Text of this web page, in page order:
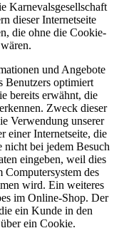
Karnevalsgesellschaft
dieser Internetseite
die ohne die Cookie-
und Angebote
Benutzers optimiert
bereits erwähnt, die
Zweck dieser
Verwendung unserer
einer Internetseite, die
nicht bei jedem Besuch
eingeben, weil dies
Computersystem des
wird. Ein weiteres
im Online-Shop. Der
ein Kunde in den
ein Cookie.